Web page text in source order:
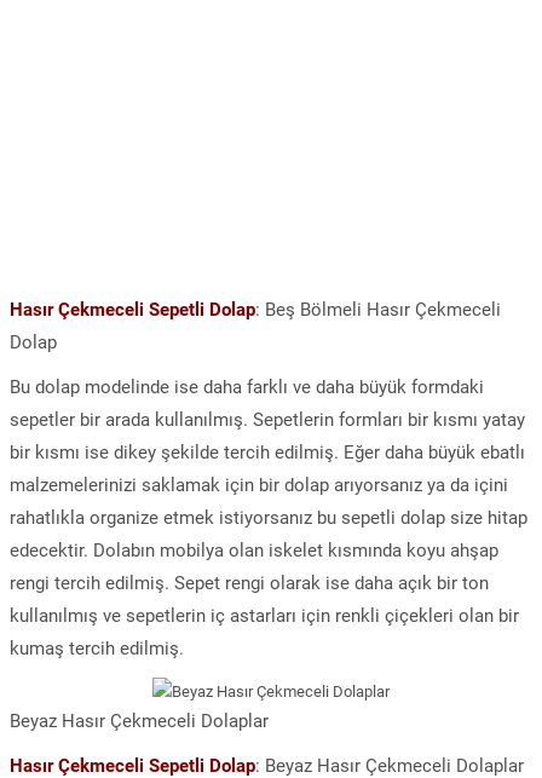
Hasır Çekmeceli Sepetli Dolap: Beş Bölmeli Hasır Çekmeceli
Dolap
Bu dolap modelinde ise daha farklı ve daha büyük formdaki
sepetler bir arada kullanılmış. Sepetlerin formları bir kısmı yatay
bir kısmı ise dikey şekilde tercih edilmiş. Eğer daha büyük ebatlı
malzemelerinizi saklamak için bir dolap arıyorsanız ya da içini
rahatlıkla organize etmek istiyorsanız bu sepetli dolap size hitap
edecektir. Dolabın mobilya olan iskelet kısmında koyu ahşap
rengi tercih edilmiş. Sepet rengi olarak ise daha açık bir ton
kullanılmış ve sepetlerin iç astarları için renkli çiçekleri olan bir
kumaş tercih edilmiş.
Beyaz Hasır Çekmeceli Dolaplar
Hasır Çekmeceli Sepetli Dolap: Beyaz Hasır Çekmeceli Dolaplar